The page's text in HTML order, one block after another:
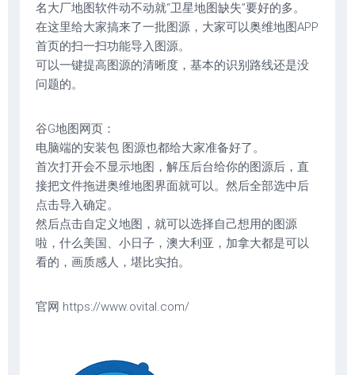
名大厂地图软件动不动就“卫星地图缺失”要好的多。
在这里给大家搞来了一批图源，大家可以奥维地图APP
首页的扫一扫功能导入图源。
可以一键提高图源的清晰度，基本的识别路线还是没
问题的。
谷G地图网页：
电脑端的安装包 图源也都给大家准备好了。
首次打开会不显示地图，解压后台给你的图源后，直
接把文件拖进奥维地图界面就可以。然后全部选中后
点击导入确定。
然后点击自定义地图，就可以选择自己想用的图源
啦，什么美国、小日子，澳大利亚，加拿大都是可以
看的，画质感人，堪比实拍。
官网 https://www.ovital.com/